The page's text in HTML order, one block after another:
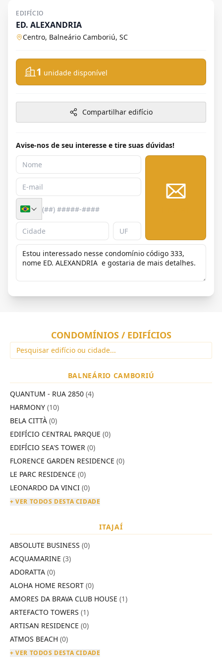
EDIFÍCIO
ED. ALEXANDRIA
Centro, Balneário Camboriú, SC
1 unidade disponível
Compartilhar edifício
Avise-nos de seu interesse e tire suas dúvidas!
CONDOMÍNIOS / EDIFÍCIOS
BALNEÁRIO CAMBORIÚ
QUANTUM - RUA 2850 (4)
HARMONY (10)
BELA CITTÀ (0)
EDIFÍCIO CENTRAL PARQUE (0)
EDIFÍCIO SEA'S TOWER (0)
FLORENCE GARDEN RESIDENCE (0)
LE PARC RESIDENCE (0)
LEONARDO DA VINCI (0)
+ VER TODOS DESTA CIDADE
ITAJAÍ
ABSOLUTE BUSINESS (0)
ACQUAMARINE (3)
ADORATTA (0)
ALOHA HOME RESORT (0)
AMORES DA BRAVA CLUB HOUSE (1)
ARTEFACTO TOWERS (1)
ARTISAN RESIDENCE (0)
ATMOS BEACH (0)
+ VER TODOS DESTA CIDADE